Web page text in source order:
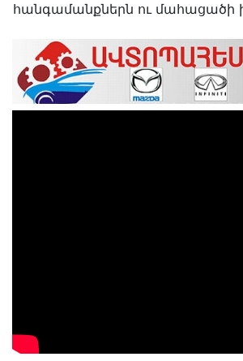
հանգամանքներն ու մահացածի